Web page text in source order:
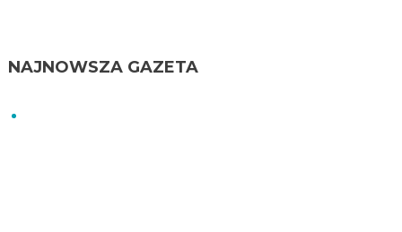
NAJNOWSZA GAZETA